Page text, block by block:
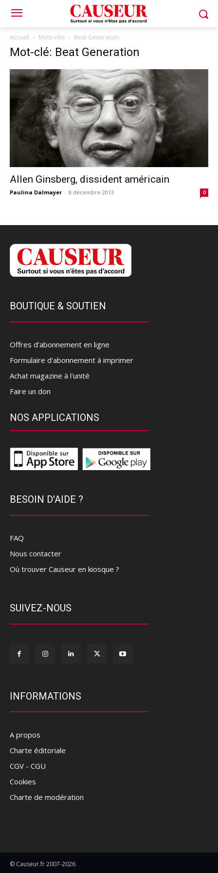
Accueil Mots-clés Beat Generation
Mot-clé: Beat Generation
Allen Ginsberg, dissident américain
Paulina Dalmayer - 8 décembre 2013 0
BOUTIQUE & SOUTIEN
Offres d’abonnement en ligne
Formulaire d'abonnement à imprimer
Achat magazine à l'unité
Faire un don
NOS APPLICATIONS
BESOIN D'AIDE ?
FAQ
Nous contacter
Où trouver Causeur en kiosque ?
SUIVEZ-NOUS
INFORMATIONS
A propos
Charte éditoriale
CGV - CGU
Cookies
Charte de modération
© Causeur.fr 2007-2026